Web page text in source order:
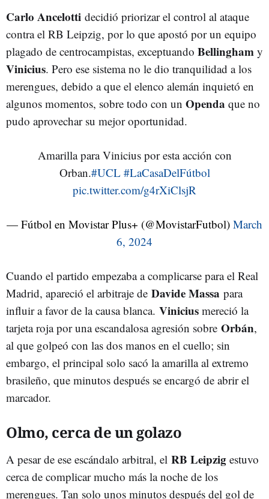
Carlo Ancelotti decidió priorizar el control al ataque
contra el RB Leipzig, por lo que apostó por un equipo
plagado de centrocampistas, exceptuando Bellingham y
Vinicius. Pero ese sistema no le dio tranquilidad a los
merengues, debido a que el elenco alemán inquietó en
algunos momentos, sobre todo con un Openda que no
pudo aprovechar su mejor oportunidad.
Amarilla para Vinicius por esta acción con
Orban.#UCL #LaCasaDelFútbol
pic.twitter.com/g4rXiClsjR
— Fútbol en Movistar Plus+ (@MovistarFutbol) March
6, 2024
Cuando el partido empezaba a complicarse para el Real
Madrid, apareció el arbitraje de Davide Massa para
influir a favor de la causa blanca. Vinicius mereció la
tarjeta roja por una escandalosa agresión sobre Orbán,
al que golpeó con las dos manos en el cuello; sin
embargo, el principal solo sacó la amarilla al extremo
brasileño, que minutos después se encargó de abrir el
marcador.
Olmo, cerca de un golazo
A pesar de ese escándalo arbitral, el RB Leipzig estuvo
cerca de complicar mucho más la noche de los
merengues. Tan solo unos minutos después del gol de